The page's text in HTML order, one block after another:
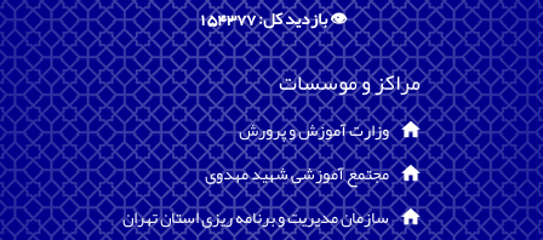
👁️ بازدید کل: 154377
مراکز و موسسات
وزارت آموزش و پرورش
مجتمع آموزشی شهید مهدوی
سازمان مدیریت و برنامه ریزی استان تهران